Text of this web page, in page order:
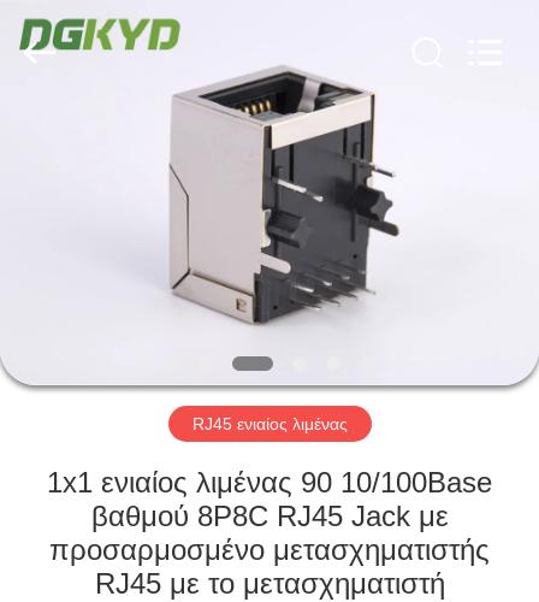
ΕΜΦΆΝΙΣΗ
ΠΕΡΊΠΟΥ
ΓΎΡΟΣ
ΕΡΓΟΣΤΑΣΊΩΝ
Electronic
Technology
Co.,ltd.
RJ45 ενιαίος λιμένας
1x1 ενιαίος λιμένας 90 10/100Base
βαθμού 8P8C RJ45 Jack με
προσαρμοσμένο μετασχηματιστής
RJ45 με το μετασχηματιστή